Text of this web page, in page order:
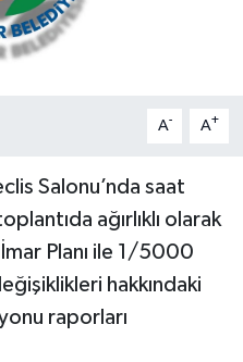
A- A+
Salonu’nda saat
ağırlıklı olarak
Planı ile 1/5000
hakkındaki
raporları